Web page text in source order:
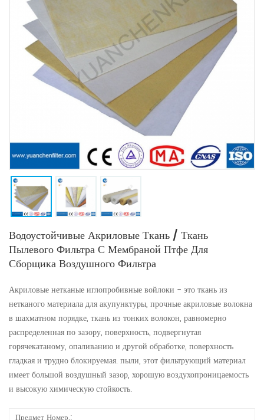
Водоустойчивые Акриловые Ткань / Ткань
Пылевого Фильтра С Мембраной Птфе Для
Сборщика Воздушного Фильтра
Акриловые нетканые иглопробивные войлоки - это ткань из
нетканого материала для акупунктуры, прочные акриловые волокна
в шахматном порядке, ткань из тонких волокон, равномерно
распределенная по зазору, поверхность, подвергнутая
горячекатаному, опаливанию и другой обработке, поверхность
гладкая и трудно блокируемая. пыли, этот фильтрующий материал
имеет большой воздушный зазор, хорошую воздухопроницаемость
и высокую химическую стойкость.